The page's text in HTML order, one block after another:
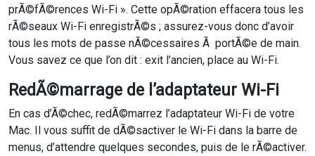
prÃ©fÃ©rences Wi-Fi ». Cette opÃ©ration effacera tous les
rÃ©seaux Wi-Fi enregistrÃ©s ; assurez-vous donc d’avoir
tous les mots de passe nÃ©cessaires Ã portÃ©e de main.
Vous savez ce que l’on dit : exit l’ancien, place au Wi-Fi.
RedÃ©marrage de l’adaptateur Wi-Fi
En cas d’Ã©chec, redÃ©marrez l’adaptateur Wi-Fi de votre
Mac. Il vous suffit de dÃ©sactiver le Wi-Fi dans la barre de
menus, d’attendre quelques secondes, puis de le rÃ©activer.